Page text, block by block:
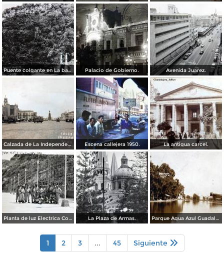
Puente colgante en La barranca de Oblatos. Palacio de Gobierno. Avenida Juarez.
Calzada de La Independencia Guadalajara, Jalisco. ( Circulada el 10 de Febrero de 1931 ). Escena callejera 1950. La antigua carcel.
Planta de luz Electrica Colimilla. ( Fechada el 1 de Octubre de 1950 ). La Plaza de Armas. Parque Agua Azul Guadalajara, Jalisco.
1 2 3 ... 45 Siguiente